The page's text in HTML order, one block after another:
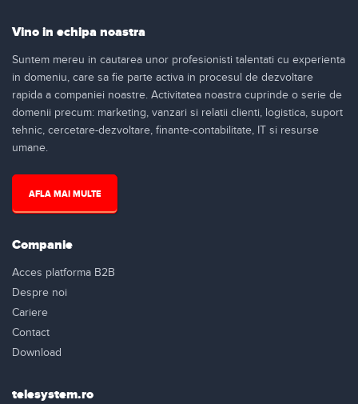
Vino in echipa noastra
Suntem mereu in cautarea unor profesionisti talentati cu experienta
in domeniu, care sa fie parte activa in procesul de dezvoltare
rapida a companiei noastre. Activitatea noastra cuprinde o serie de
domenii precum: marketing, vanzari si relatii clienti, logistica, suport
tehnic, cercetare-dezvoltare, finante-contabilitate, IT si resurse
umane.
AFLA MAI MULTE
Companie
Acces platforma B2B
Despre noi
Cariere
Contact
Download
telesystem.ro